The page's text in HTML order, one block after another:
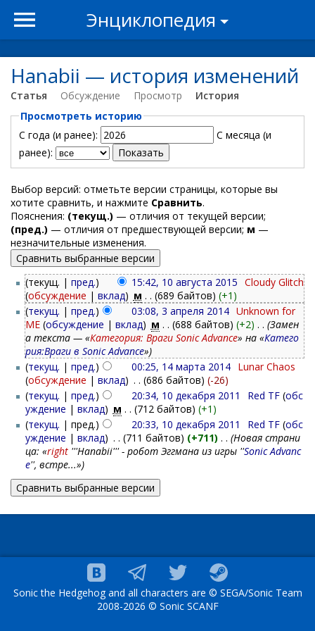
Энциклопедия
Hanabii — история изменений
Статья Обсуждение Просмотр
История
Просмотреть историю
С года (и ранее):
С месяца (и
ранее):
Выбор версий: отметьте версии страницы, которые вы
хотите сравнить, и нажмите Сравнить.
Пояснения: (текущ.) — отличия от текущей версии;
(пред.) — отличия от предшествующей версии; м —
незначительные изменения.
(текущ. | пред.) 15:42, 10 августа 2015 Cloudy Glitch
(обсуждение | вклад) м . . (689 байтов) (+1)
(текущ. | пред.) 03:08, 3 апреля 2014 Unknown for
ME (обсуждение | вклад) м . . (688 байтов) (+2) . . (Замен
а текста — «Категория: Враги Sonic Advance» на «Катего
рия:Враги в Sonic Advance»)
(текущ. | пред.) 00:25, 14 марта 2014 Lunar Chaos
(обсуждение | вклад) . . (686 байтов) (-26)
(текущ. | пред.) 20:34, 10 декабря 2011 Red TF (обс
уждение | вклад) м . . (712 байтов) (+1)
(текущ. | пред.) 20:33, 10 декабря 2011 Red TF (обс
уждение | вклад) . . (711 байтов) (+711) . . (Новая страни
ца: «right '''Hanabii''' - робот Эггмана из игры ''Sonic Advanc
e'', встре...»)
Sonic the Hedgehog and all characters are © SEGA/Sonic Team
2008-2026 © Sonic SCANF